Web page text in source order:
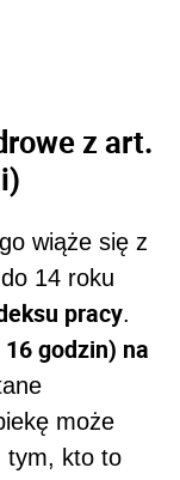
z art.
wiąże się z
14 roku
pracy.
godzin) na
może
tym, kto to